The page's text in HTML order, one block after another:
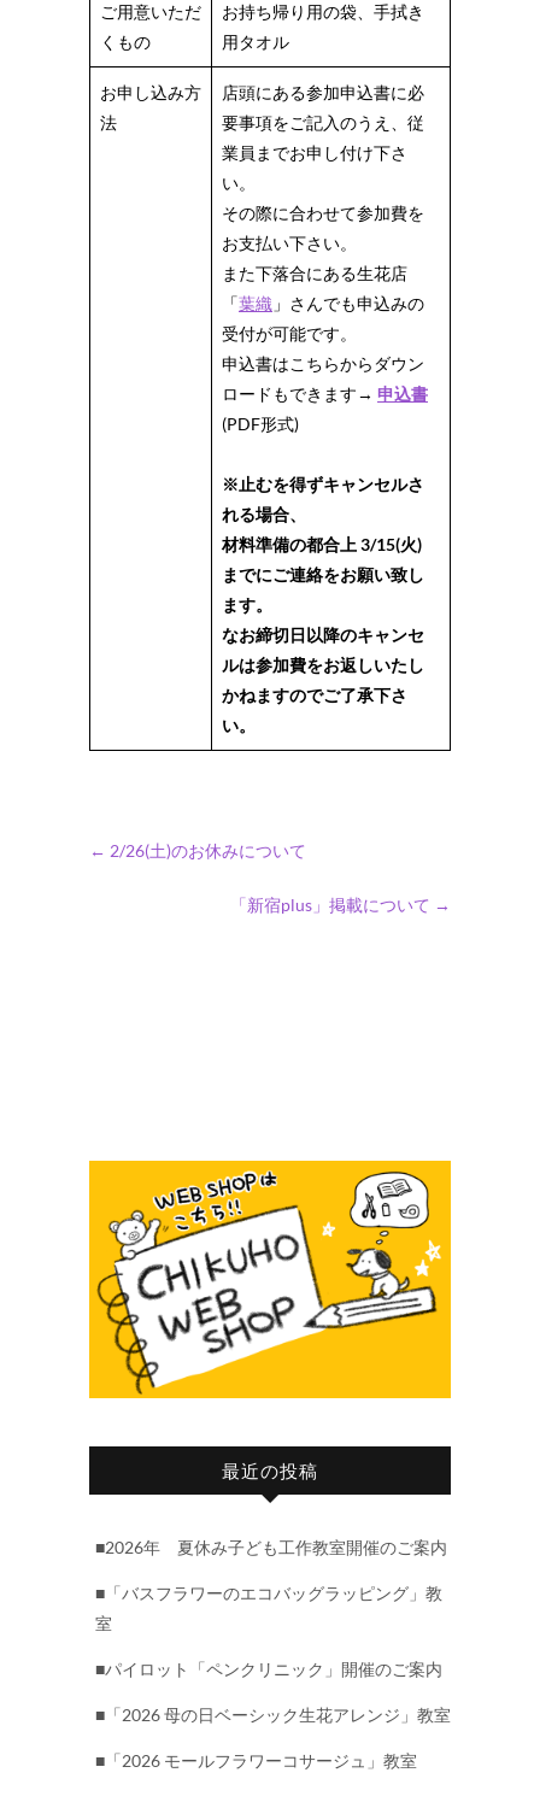
ご用意いただ
くもの
お持ち帰り用の袋、手拭き
用タオル
お申し込み方
法
店頭にある参加申込書に必
要事項をご記入のうえ、従
業員までお申し付け下さ
い。
その際に合わせて参加費を
お支払い下さい。
また下落合にある生花店
「葉織 」さんでも申込みの
受付が可能です。
申込書はこちらからダウン
ロードもできます→ 申込書
(PDF形式)
※止むを得ずキャンセルさ
れる場合、
材料準備の都合上 3/15(火)
までにご連絡をお願い致し
ます。
なお締切日以降のキャンセ
ルは参加費をお返しいたし
かねますのでご了承下さ
い。
← 2/26(土)のお休みについて
「新宿plus」掲載について →
最近の投稿
■2026年 夏休み子ども工作教室開催のご案内
■「バスフラワーのエコバッグラッピング」教
室
■パイロット「ペンクリニック」開催のご案内
■「2026 母の日ベーシック生花アレンジ」教室
■「2026 モールフラワーコサージュ」教室